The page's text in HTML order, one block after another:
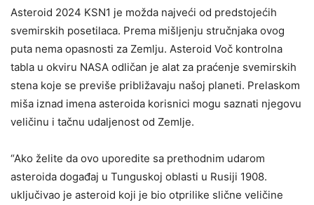
Asteroid 2024 KSN1 je možda najveći od predstojećih
svemirskih posetilaca. Prema mišljenju stručnjaka ovog
puta nema opasnosti za Zemlju. Asteroid Voč kontrolna
tabla u okviru NASA odličan je alat za praćenje svemirskih
stena koje se previše približavaju našoj planeti. Prelaskom
miša iznad imena asteroida korisnici mogu saznati njegovu
veličinu i tačnu udaljenost od Zemlje.
“Ako želite da ovo uporedite sa prethodnim udarom
asteroida događaj u Tunguskoj oblasti u Rusiji 1908.
uključivao je asteroid koji je bio otprilike slične veličine